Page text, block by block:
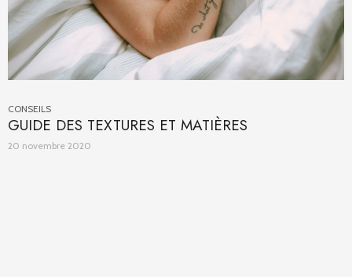
CONSEILS
GUIDE DES TEXTURES ET MATIÈRES
20 novembre 2020